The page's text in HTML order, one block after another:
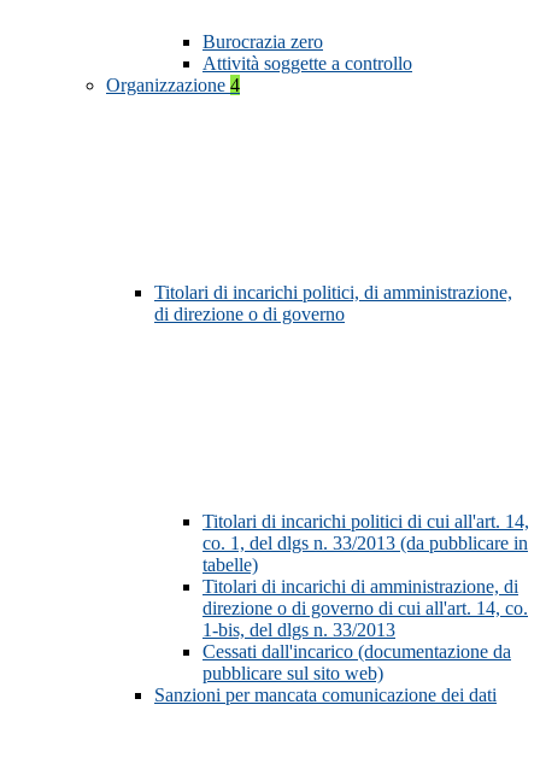
Burocrazia zero
Attività soggette a controllo
Organizzazione 4
Titolari di incarichi politici, di amministrazione,
di direzione o di governo
Titolari di incarichi politici di cui all'art. 14,
co. 1, del dlgs n. 33/2013 (da pubblicare in
tabelle)
Titolari di incarichi di amministrazione, di
direzione o di governo di cui all'art. 14, co.
1-bis, del dlgs n. 33/2013
Cessati dall'incarico (documentazione da
pubblicare sul sito web)
Sanzioni per mancata comunicazione dei dati